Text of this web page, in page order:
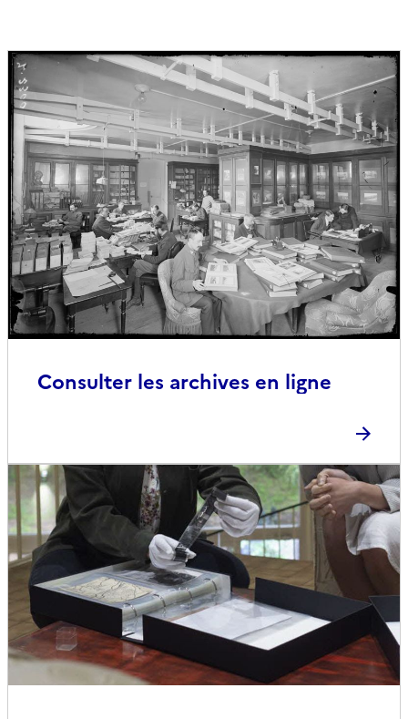
Consulter les archives en ligne